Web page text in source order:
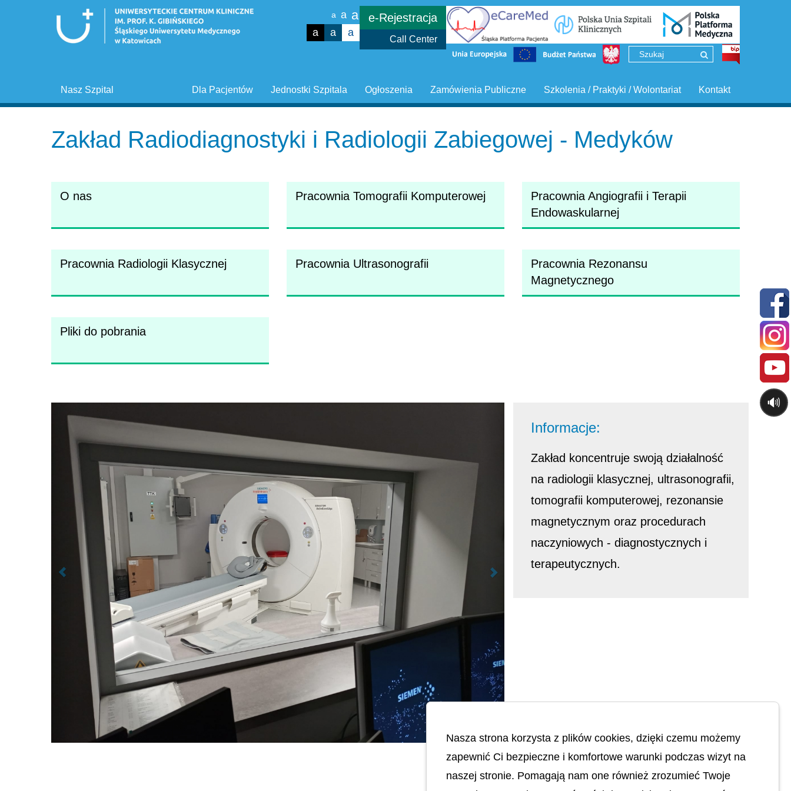
a a a
a a a
e-Rejestracja
Call Center
Kontakt
Szkolenia / Praktyki / Wolontariat
Zamówienia Publiczne
Ogłoszenia
Jednostki Szpitala
Dla Pacjentów
Nasz Szpital
Zakład Radiodiagnostyki i Radiologii Zabiegowej - Medyków
O nas Pracownia Tomografii Komputerowej
Pracownia Angiografii i Terapii
Endowaskularnej
Pracownia Radiologii Klasycznej Pracownia Ultrasonografii
Pracownia Rezonansu
Magnetycznego
Pliki do pobrania
Informacje:
Zakład koncentruje swoją działalność
na radiologii klasycznej, ultrasonografii,
tomografii komputerowej, rezonansie
magnetycznym oraz procedurach
naczyniowych - diagnostycznych i
terapeutycznych.
Nasza strona korzysta z plików cookies, dzięki czemu możemy
zapewnić Ci bezpieczne i komfortowe warunki podczas wizyt na
naszej stronie. Pomagają nam one również zrozumieć Twoje
🔊